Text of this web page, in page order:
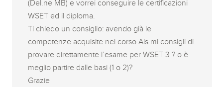
(Del.ne MB) e vorrei conseguire le certificazioni
WSET ed il diploma.
Ti chiedo un consiglio: avendo già le
competenze acquisite nel corso Ais mi consigli di
provare direttamente l’esame per WSET 3 ? o è
meglio partire dalle basi (1 o 2)?
Grazie